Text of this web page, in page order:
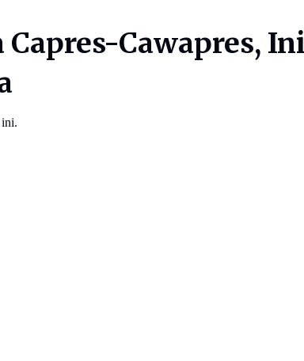
Cawapres,